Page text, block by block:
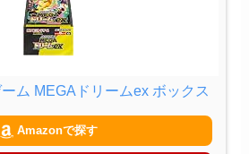
ム MEGAドリームex ボックス
Amazonで探す